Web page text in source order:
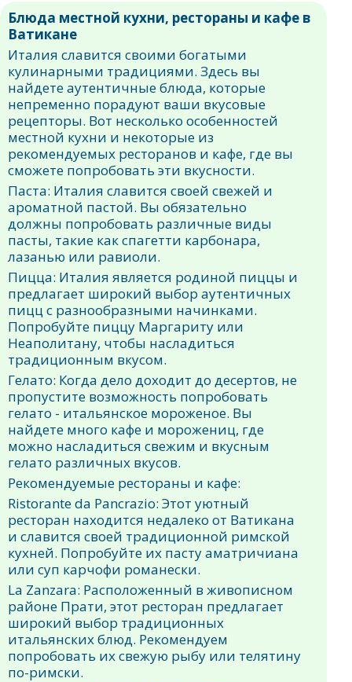
Блюда местной кухни, рестораны и кафе в
Ватикане
Италия славится своими богатыми
кулинарными традициями. Здесь вы
найдете аутентичные блюда, которые
непременно порадуют ваши вкусовые
рецепторы. Вот несколько особенностей
местной кухни и некоторые из
рекомендуемых ресторанов и кафе, где вы
сможете попробовать эти вкусности.
Паста: Италия славится своей свежей и
ароматной пастой. Вы обязательно
должны попробовать различные виды
пасты, такие как спагетти карбонара,
лазанью или равиоли.
Пицца: Италия является родиной пиццы и
предлагает широкий выбор аутентичных
пицц с разнообразными начинками.
Попробуйте пиццу Маргариту или
Неаполитану, чтобы насладиться
традиционным вкусом.
Гелато: Когда дело доходит до десертов, не
пропустите возможность попробовать
гелато - итальянское мороженое. Вы
найдете много кафе и морожениц, где
можно насладиться свежим и вкусным
гелато различных вкусов.
Рекомендуемые рестораны и кафе:
Ristorante da Pancrazio: Этот уютный
ресторан находится недалеко от Ватикана
и славится своей традиционной римской
кухней. Попробуйте их пасту аматричиана
или суп карчофи романески.
La Zanzara: Расположенный в живописном
районе Прати, этот ресторан предлагает
широкий выбор традиционных
итальянских блюд. Рекомендуем
попробовать их свежую рыбу или телятину
по-римски.